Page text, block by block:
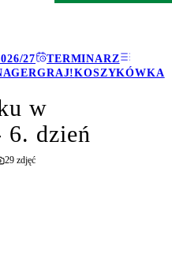
27
TERMINARZ
GRAJ!KOSZYKÓWKA
w
6. dzień
29 zdjęć